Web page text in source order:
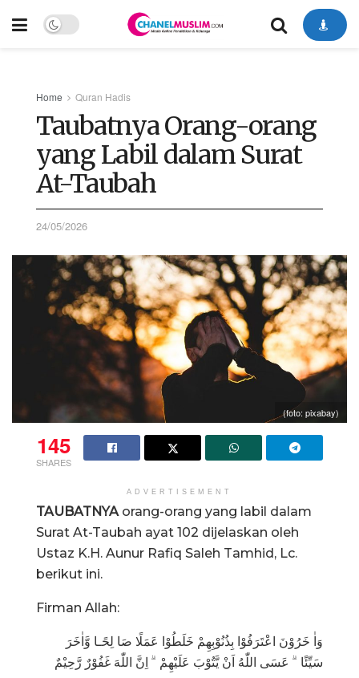
Home Quran Hadis
Taubatnya Orang-orang
yang Labil dalam Surat
At-Taubah
24/05/2026
(foto: pixabay)
145
SHARES
ADVERTISEMENT
TAUBATNYA orang-orang yang labil dalam
Surat At-Taubah ayat 102 dijelaskan oleh
Ustaz K.H. Aunur Rafiq Saleh Tamhid, Lc.
berikut ini.
Firman Allah:
وَاٰ خَرُوْنَ اعْتَرَفُوْا بِذُنُوْبِهِمْ خَلَطُوْا عَمَلًا صَا لِحًـا وَّاٰخَرَ
سَيِّئًا ۗ عَسَى اللّٰهُ اَنْ يَّتُوْبَ عَلَيْهِمْ ۗ اِنَّ اللّٰهَ غَفُوْرٌ رَّحِيْمٌ